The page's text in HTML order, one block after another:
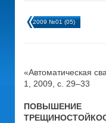
2009 №01 (05)
«Автоматическая
1, 2009, с. 29–33
ПОВЫШЕНИЕ